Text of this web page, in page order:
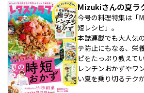
Mizukiさんの夏ラ
今号の料理特集は「
短レシピ」。
本誌連載でも大人気
テ防止にもなる、栄
ピをたっぷり教えて
レンチンおかずやワ
い夏を乗り切るテク